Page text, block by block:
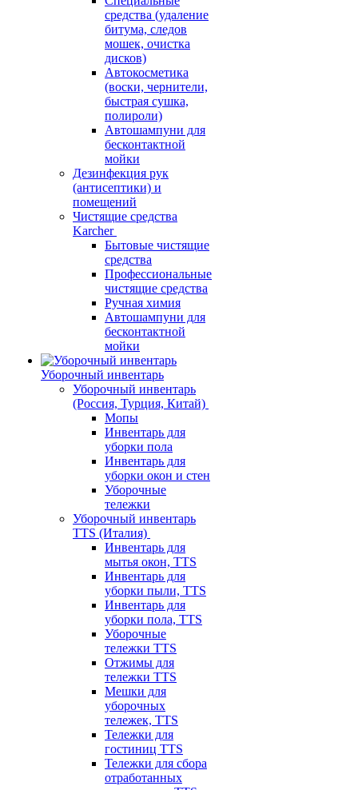
средства (удаление
битума, следов
мошек, очистка
дисков)
Автокосметика
(воски, чернители,
быстрая сушка,
полироли)
Автошампуни для
бесконтактной
мойки
Дезинфекция рук
(антисептики) и
помещений
Чистящие средства
Karcher
Бытовые чистящие
средства
Профессиональные
чистящие средства
Ручная химия
Автошампуни для
бесконтактной
мойки
Уборочный инвентарь
Уборочный инвентарь
(Россия, Турция, Китай)
Мопы
Инвентарь для
уборки пола
Инвентарь для
уборки окон и стен
Уборочные
тележки
Уборочный инвентарь
TTS (Италия)
Инвентарь для
мытья окон, TTS
Инвентарь для
уборки пыли, TTS
Инвентарь для
уборки пола, TTS
Уборочные
тележки TTS
Отжимы для
тележки TTS
Мешки для
уборочных
тележек, TTS
Тележки для
гостиниц TTS
Тележки для сбора
отработанных